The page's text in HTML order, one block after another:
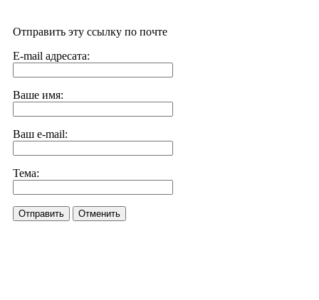
Отправить эту ссылку по почте
E-mail адресата:
Ваше имя:
Ваш e-mail:
Тема:
Отправить Отменить